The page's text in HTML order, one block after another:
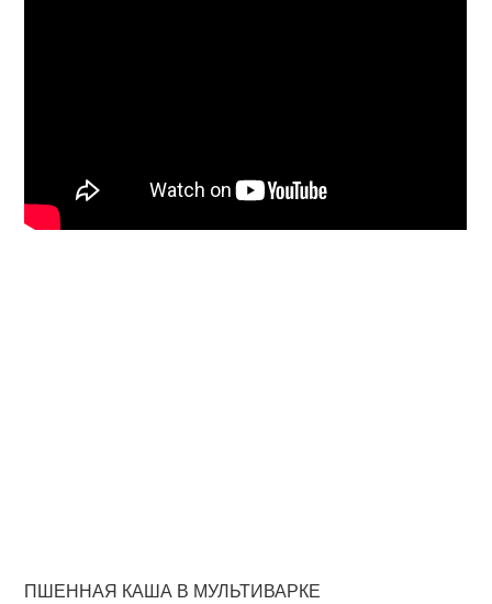
ПШЕННАЯ КАША В МУЛЬТИВАРКЕ